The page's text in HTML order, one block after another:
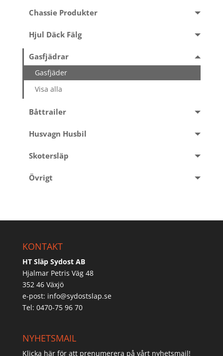
Chassie Produkter
Hjul Däck Fälg
Gasfjädrar
Gasfjäder
Visa alla
Båttrailer
Husvagn Husbil
Skotersläp
Övrigt
KONTAKT
HT Släp Sydost AB
Hjalmar Petris Väg 48
352 46 Växjö
e-post: info@sydostslap.se
Tel: 0470-75 96 70
NYHETSMAIL
Klicka här för att prenumerera på vårt nyhetsmail!